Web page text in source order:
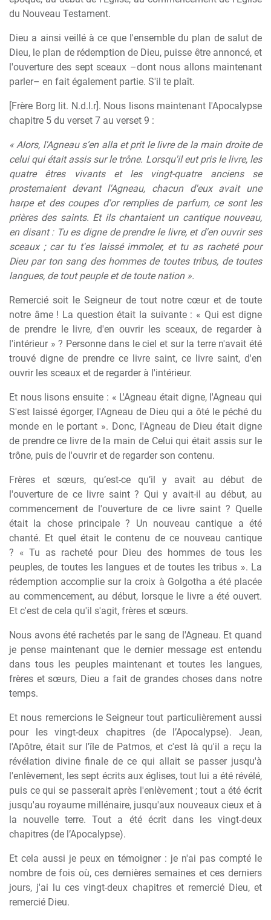
du Nouveau Testament.
Dieu a ainsi veillé à ce que l'ensemble du plan de salut de
Dieu, le plan de rédemption de Dieu, puisse être annoncé, et
l'ouverture des sept sceaux –dont nous allons maintenant
parler– en fait également partie. S'il te plaît.
[Frère Borg lit. N.d.l.r]. Nous lisons maintenant l'Apocalypse
chapitre 5 du verset 7 au verset 9 :
« Alors, l'Agneau s’en alla et prit le livre de la main droite de
celui qui était assis sur le trône. Lorsqu'il eut pris le livre, les
quatre êtres vivants et les vingt-quatre anciens se
prosternaient devant l'Agneau, chacun d'eux avait une
harpe et des coupes d'or remplies de parfum, ce sont les
prières des saints. Et ils chantaient un cantique nouveau,
en disant : Tu es digne de prendre le livre, et d'en ouvrir ses
sceaux ; car tu t'es laissé immoler, et tu as racheté pour
Dieu par ton sang des hommes de toutes tribus, de toutes
langues, de tout peuple et de toute nation ».
Remercié soit le Seigneur de tout notre cœur et de toute
notre âme ! La question était la suivante : « Qui est digne
de prendre le livre, d'en ouvrir les sceaux, de regarder à
l'intérieur » ? Personne dans le ciel et sur la terre n'avait été
trouvé digne de prendre ce livre saint, ce livre saint, d'en
ouvrir les sceaux et de regarder à l'intérieur.
Et nous lisons ensuite : « L'Agneau était digne, l'Agneau qui
S'est laissé égorger, l'Agneau de Dieu qui a ôté le péché du
monde en le portant ». Donc, l'Agneau de Dieu était digne
de prendre ce livre de la main de Celui qui était assis sur le
trône, puis de l'ouvrir et de regarder son contenu.
Frères et sœurs, qu’est-ce qu’il y avait au début de
l'ouverture de ce livre saint ? Qui y avait-il au début, au
commencement de l'ouverture de ce livre saint ? Quelle
était la chose principale ? Un nouveau cantique a été
chanté. Et quel était le contenu de ce nouveau cantique
? « Tu as racheté pour Dieu des hommes de tous les
peuples, de toutes les langues et de toutes les tribus ». La
rédemption accomplie sur la croix à Golgotha a été placée
au commencement, au début, lorsque le livre a été ouvert.
Et c'est de cela qu'il s'agit, frères et sœurs.
Nous avons été rachetés par le sang de l'Agneau. Et quand
je pense maintenant que le dernier message est entendu
dans tous les peuples maintenant et toutes les langues,
frères et sœurs, Dieu a fait de grandes choses dans notre
temps.
Et nous remercions le Seigneur tout particulièrement aussi
pour les vingt-deux chapitres (de l’Apocalypse). Jean,
l'Apôtre, était sur l'île de Patmos, et c'est là qu'il a reçu la
révélation divine finale de ce qui allait se passer jusqu'à
l'enlèvement, les sept écrits aux églises, tout lui a été révélé,
puis ce qui se passerait après l'enlèvement ; tout a été écrit
jusqu'au royaume millénaire, jusqu'aux nouveaux cieux et à
la nouvelle terre. Tout a été écrit dans les vingt-deux
chapitres (de l’Apocalypse).
Et cela aussi je peux en témoigner : je n'ai pas compté le
nombre de fois où, ces dernières semaines et ces derniers
jours, j'ai lu ces vingt-deux chapitres et remercié Dieu, et
remercié Dieu.